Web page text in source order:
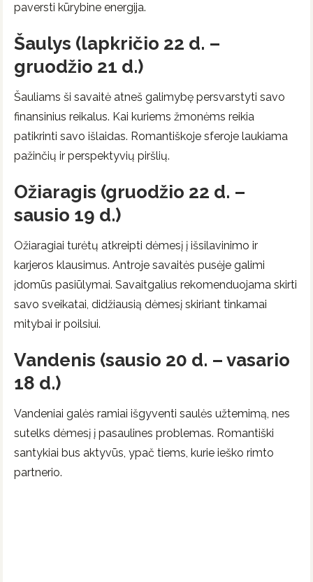
paversti kūrybine energija.
Šaulys (lapkričio 22 d. –
gruodžio 21 d.)
Šauliams ši savaitė atneš galimybę persvarstyti savo
finansinius reikalus. Kai kuriems žmonėms reikia
patikrinti savo išlaidas. Romantiškoje sferoje laukiama
pažinčių ir perspektyvių piršlių.
Ožiaragis (gruodžio 22 d. –
sausio 19 d.)
Ožiaragiai turėtų atkreipti dėmesį į išsilavinimo ir
karjeros klausimus. Antroje savaitės pusėje galimi
įdomūs pasiūlymai. Savaitgalius rekomenduojama skirti
savo sveikatai, didžiausią dėmesį skiriant tinkamai
mitybai ir poilsiui.
Vandenis (sausio 20 d. – vasario
18 d.)
Vandeniai galės ramiai išgyventi saulės užtemimą, nes
sutelks dėmesį į pasaulines problemas. Romantiški
santykiai bus aktyvūs, ypač tiems, kurie ieško rimto
partnerio.